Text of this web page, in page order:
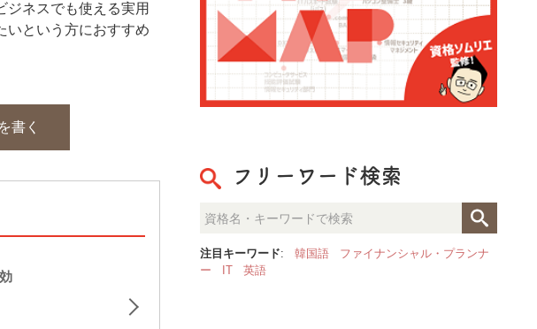
ジネスでも使える実用
いという方におすすめ
書く
フリーワード検索
注目キーワード: 韓国語
ファイナンシャル・プランナ
ー
IT 英語